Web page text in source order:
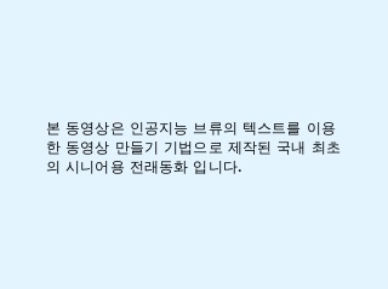
​본 동영상은 인공지능 브류의 텍스트를 이용
한 동영상 만들기 기법으로 제작된 국내 최초
의 시니어용 전래동화 입니다.